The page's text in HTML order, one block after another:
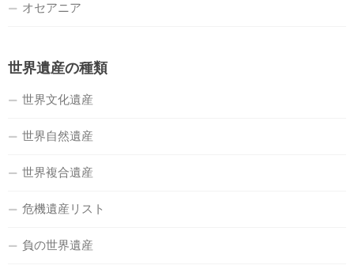
オセアニア
世界遺産の種類
世界文化遺産
世界自然遺産
世界複合遺産
危機遺産リスト
負の世界遺産